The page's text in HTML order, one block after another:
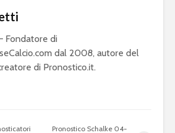
Fondatore di
dal 2008, autore del
di Pronostico.it.
Pronostico Schalke 04-